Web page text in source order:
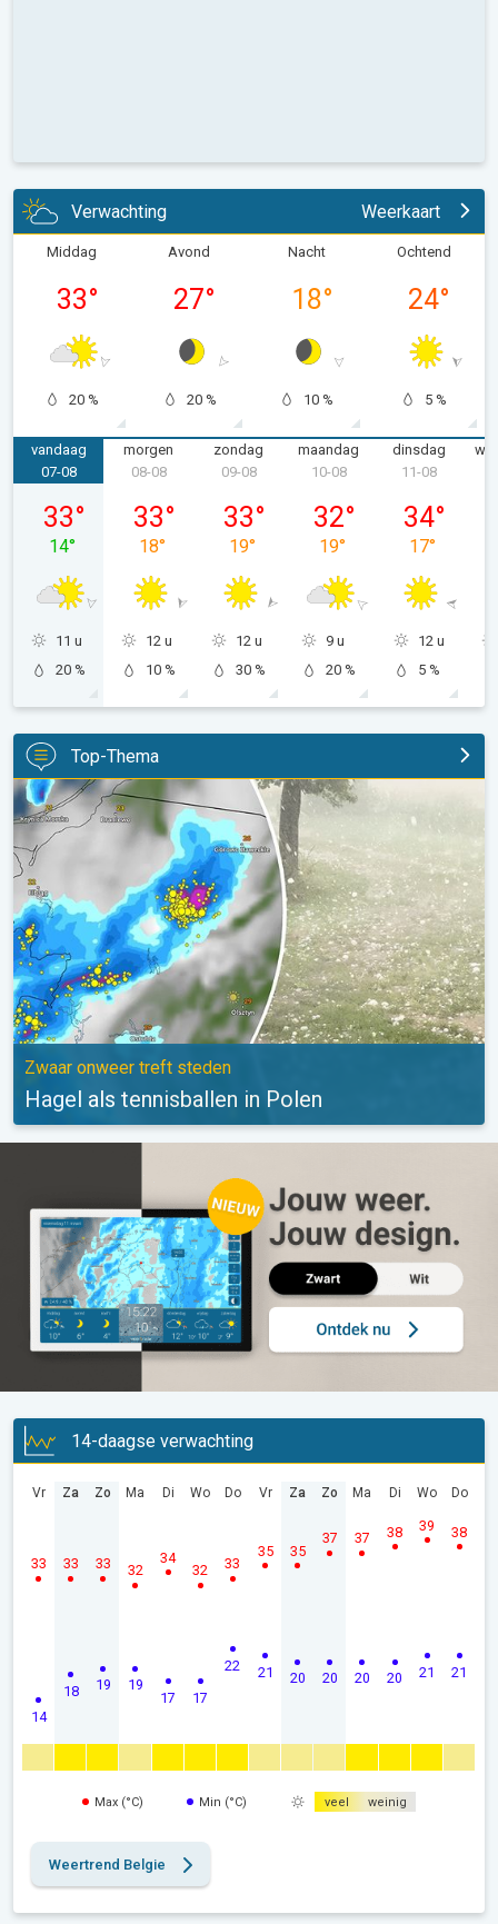
Verwachting Weerkaart
Middag
33°
20 %
Avond
27°
20 %
Nacht
18°
10 %
Ochtend
24°
5 %
vandaag
vrijdag 07-08
07-08
33°
14°
11 u
20 %
morgen
08-08
33°
18°
12 u
10 %
zondag
09-08
33°
19°
12 u
30 %
maandag
10-08
32°
19°
9 u
20 %
dinsdag
11-08
34°
17°
12 u
5 %
Top-Thema
Hagel als tennisballen in Polen. Zwaar onweer treft steden. . .
Zwaar onweer treft steden
Hagel als tennisballen in Polen
14-daagse verwachting
Vr
14
33
Za
18
33
Zo
19
33
Ma
19
32
Di
17
34
Wo
17
32
Do
22
33
Vr
21
35
Za
20
35
Zo
20
37
Ma
20
37
Di
20
38
Wo
21
39
Do
21
38
Max (°C) Min (°C) veel weinig
Weertrend Belgie